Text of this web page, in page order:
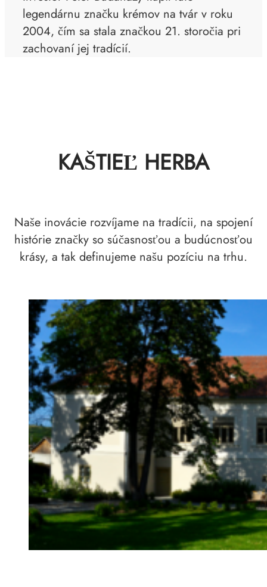
legendárnu značku krémov na tvár v roku
2004, čím sa stala značkou 21. storočia pri
zachovaní jej tradícií.
KAŠTIEĽ HERBA
Naše inovácie rozvíjame na tradícii, na spojení
histórie značky so súčasnosťou a budúcnosťou
krásy, a tak definujeme našu pozíciu na trhu.